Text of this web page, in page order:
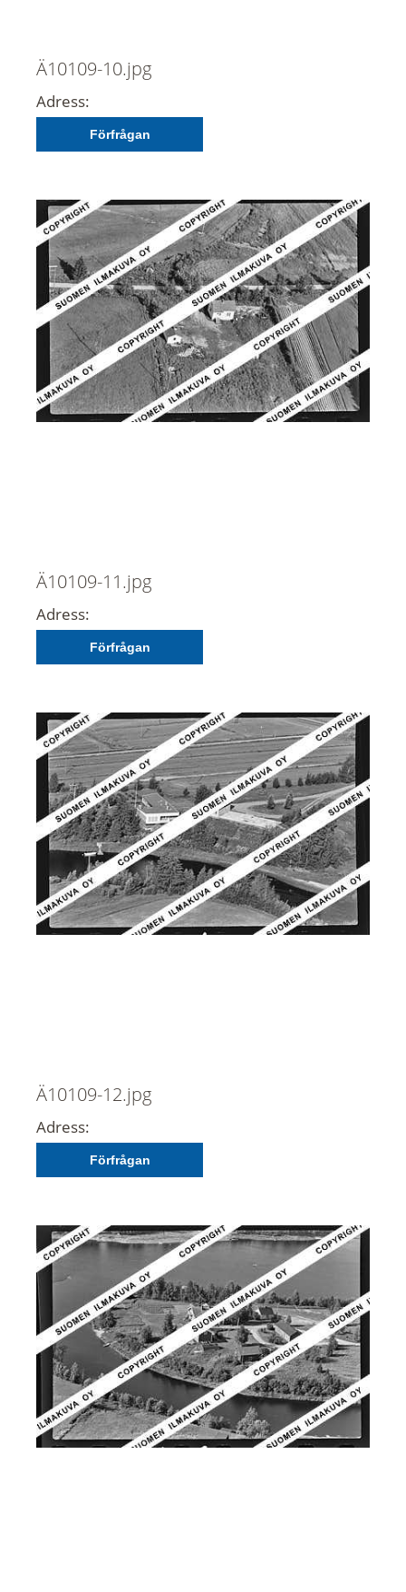
Ä10109-10.jpg
Adress:
Förfrågan
Ä10109-11.jpg
Adress:
Förfrågan
Ä10109-12.jpg
Adress:
Förfrågan